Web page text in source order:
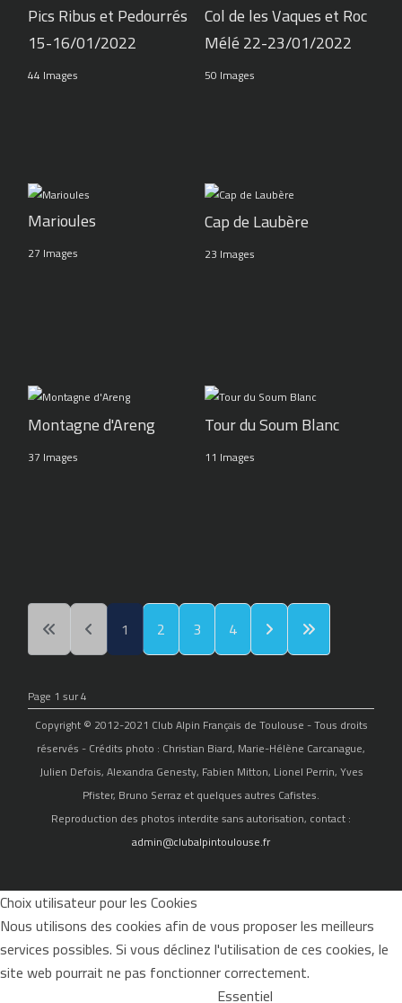
Pics Ribus et Pedourrés
15-16/01/2022
44 Images
Col de les Vaques et Roc
Mélé 22-23/01/2022
50 Images
Marioules
27 Images
Cap de Laubère
23 Images
Montagne d'Areng
37 Images
Tour du Soum Blanc
11 Images
1 2 3 4
Page 1 sur 4
Copyright © 2012-2021 Club Alpin Français de Toulouse - Tous droits
réservés - Crédits photo : Christian Biard, Marie-Hélène Carcanague,
Julien Defois, Alexandra Genesty, Fabien Mitton, Lionel Perrin, Yves
Pfister, Bruno Serraz et quelques autres Cafistes.
Reproduction des photos interdite sans autorisation, contact :
admin@clubalpintoulouse.fr
Choix utilisateur pour les Cookies
Nous utilisons des cookies afin de vous proposer les meilleurs
services possibles. Si vous déclinez l'utilisation de ces cookies, le
site web pourrait ne pas fonctionner correctement.
Essentiel